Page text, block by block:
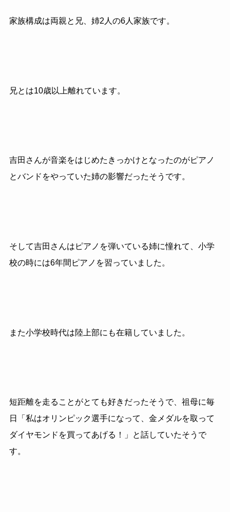
家族構成は両親と兄、姉2人の6人家族です。
兄とは10歳以上離れています。
吉田さんが音楽をはじめたきっかけとなったのがピアノ
とバンドをやっていた姉の影響だったそうです。
そして吉田さんはピアノを弾いている姉に憧れて、小学
校の時には6年間ピアノを習っていました。
また小学校時代は陸上部にも在籍していました。
短距離を走ることがとても好きだったそうで、祖母に毎
日「私はオリンピック選手になって、金メダルを取って
ダイヤモンドを買ってあげる！」と話していたそうで
す。